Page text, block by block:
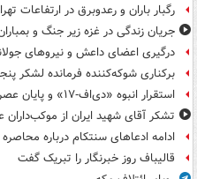
رگبار باران و رعدوبرق در ارتفاعات
جریان زندگی در غزه زیر جنگ و
درگیری اعضای داعش و نیروهای
برکناری شوکه‌کننده فرمانده لشکر
استقرار انبوه «دی‌اف‑۱۷» و پایان عصر پدافند آمریکا +عکس
تشکر آقای شهید ایران از موکب‌داران
ادامه ادعاهای سنتکام درباره محاصره
قالیباف روز خبرنگار را تبریک گفت